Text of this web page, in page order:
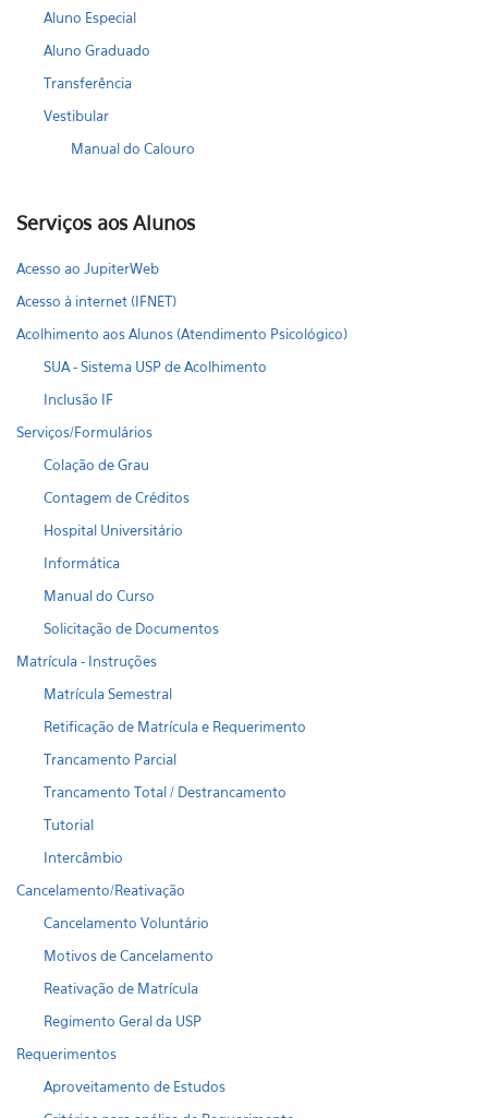
Aluno Especial
Aluno Graduado
Transferência
Vestibular
Manual do Calouro
Serviços aos Alunos
Acesso ao JupiterWeb
Acesso à internet (IFNET)
Acolhimento aos Alunos (Atendimento Psicológico)
SUA - Sistema USP de Acolhimento
Inclusão IF
Serviços/Formulários
Colação de Grau
Contagem de Créditos
Hospital Universitário
Informática
Manual do Curso
Solicitação de Documentos
Matrícula - Instruções
Matrícula Semestral
Retificação de Matrícula e Requerimento
Trancamento Parcial
Trancamento Total / Destrancamento
Tutorial
Intercâmbio
Cancelamento/Reativação
Cancelamento Voluntário
Motivos de Cancelamento
Reativação de Matrícula
Regimento Geral da USP
Requerimentos
Aproveitamento de Estudos